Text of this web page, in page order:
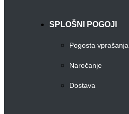
SPLOŠNI POGOJI
Pogosta vprašanja
Naročanje
Dostava